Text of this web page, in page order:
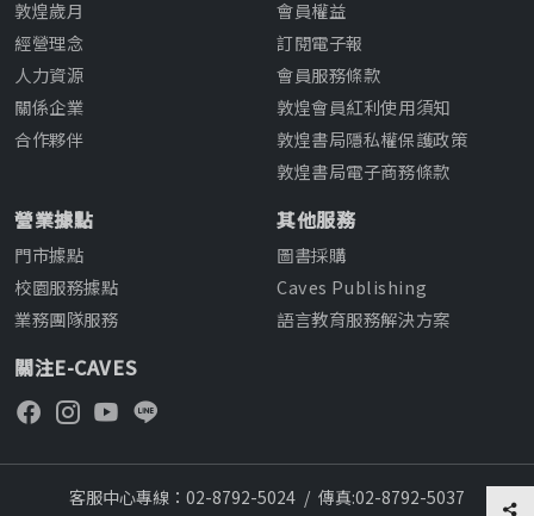
敦煌歲月
經營理念
人力資源
關係企業
合作夥伴
會員權益
訂閱電子報
會員服務條款
敦煌會員紅利使用須知
敦煌書局隱私權保護政策
敦煌書局電子商務條款
營業據點
門市據點
校園服務據點
業務團隊服務
其他服務
圖書採購
Caves Publishing
語言教育服務解決方案
關注E-CAVES
客服中心專線：02-8792-5024 / 傳真:02-8792-5037